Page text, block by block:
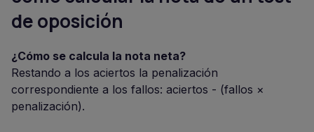
de oposición
¿Cómo se calcula la nota neta?
Restando a los aciertos la penalización
correspondiente a los fallos: aciertos - (fallos ×
penalización).